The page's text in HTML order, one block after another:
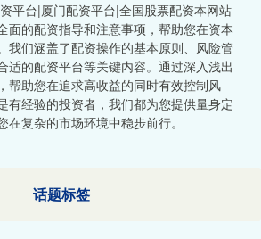
平台|厦门配资平台|全国股票配资本网站
面的配资指导和注意事项，帮助您在资本
我们涵盖了配资操作的基本原则、风险管
适的配资平台等关键内容。通过深入浅出
帮助您在追求高收益的同时有效控制风
有经验的投资者，我们都为您提供量身定
复杂的市场环境中稳步前行。
话题标签